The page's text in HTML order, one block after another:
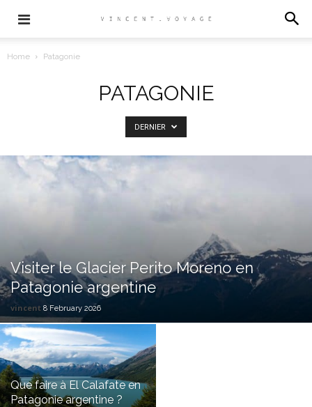
Home Patagonie
PATAGONIE
DERNIER
Visiter le Glacier Perito Moreno en
Patagonie argentine
vincent 8 February 2026
Que faire à El Calafate en
Patagonie argentine ?